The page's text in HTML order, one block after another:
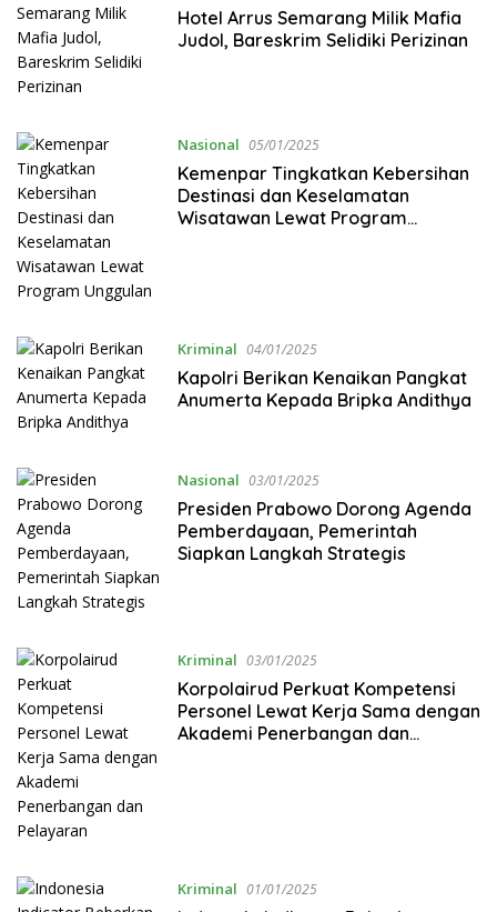
Hotel Arrus Semarang Milik Mafia
Judol, Bareskrim Selidiki Perizinan
Nasional 05/01/2025
Kemenpar Tingkatkan Kebersihan
Destinasi dan Keselamatan
Wisatawan Lewat Program
Kriminal 04/01/2025
Kapolri Berikan Kenaikan Pangkat
Anumerta Kepada Bripka Andithya
Nasional 03/01/2025
Presiden Prabowo Dorong Agenda
Pemberdayaan, Pemerintah
Siapkan Langkah Strategis
Kriminal 03/01/2025
Korpolairud Perkuat Kompetensi
Personel Lewat Kerja Sama dengan
Akademi Penerbangan dan
Kriminal 01/01/2025